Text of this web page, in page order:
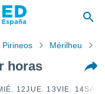
Pirineos Mérilheu
horas
12JUE. 13VIE. 14